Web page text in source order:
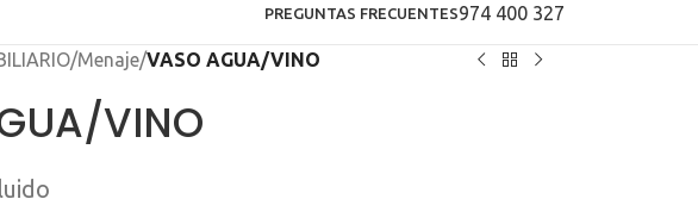
PREGUNTAS FRECUENTES974 400 327
/Menaje/VASO AGUA/VINO
VINO